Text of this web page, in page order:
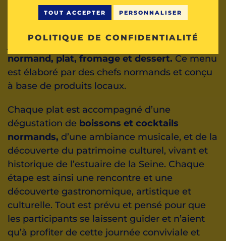
TOUT ACCEPTER PERSONNALISER
POLITIQUE DE CONFIDENTIALITÉ
Le parcours, différent chaque année, est
ponctué d’étapes dictées par le menu de la
amuse-bouches, entrée, trou
normand, plat, fromage et dessert. Ce menu
est élaboré par des chefs normands et conçu
à base de produits locaux.
Chaque plat est accompagné d’une
dégustation de boissons et cocktails
normands, d’une ambiance musicale, et de la
découverte du patrimoine culturel, vivant et
historique de l’estuaire de la Seine. Chaque
étape est ainsi une rencontre et une
découverte gastronomique, artistique et
culturelle. Tout est prévu et pensé pour que
les participants se laissent guider et n’aient
qu’à profiter de cette journée conviviale et